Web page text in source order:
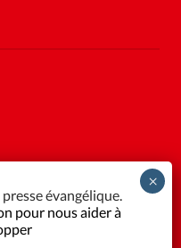
évangélique.
pour nous aider à